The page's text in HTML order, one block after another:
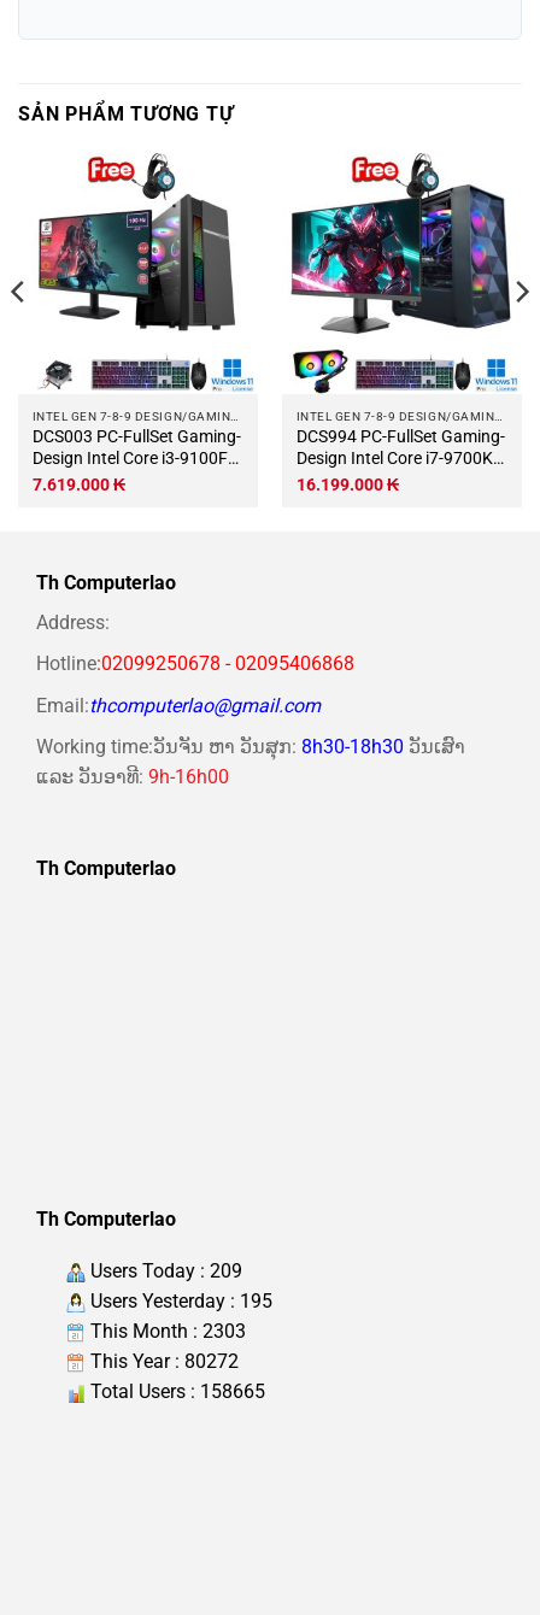
SẢN PHẨM TƯƠNG TỰ
DCS003 PC-FullSet Gaming-
Design Intel Core i3-9100F
3.6Ghz Turbo 4.2Ghz 4
Wifi KB-Chuột.jpg
7.619.000₭
DCS994 PC-FullSet Gaming-
Design Intel Core i7-9700KF
3.6Ghz Turbo 4.9Ghz 8
16.199.000₭
Th Computerlao
Address:
Hotline:02099250678 - 02095406868
Email:thcomputerlao@gmail.com
Working time:ວັນຈັນ ຫາ ວັນສຸກ: 8h30-18h30 ວັນເສົາ
ແລະ ວັນອາທີ: 9h-16h00
Th Computerlao
Th Computerlao
Users Today : 209
Users Yesterday : 195
This Month : 2303
This Year : 80272
Total Users : 158665